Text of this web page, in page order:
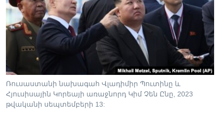
Լեզուներ
Ռուսաստանի նախագահ Վլադիմիր Պուտինը և
Հյուսիսային Կորեայի առաջնորդ Կիմ Չեն Ընը, 2023
թվականի սեպտեմբերի 13: